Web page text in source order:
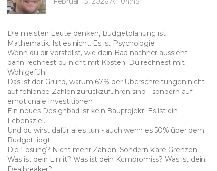
Die meisten Leute denken, Budgetplanung ist
Mathematik. Ist es nicht. Es ist Psychologie.
Wenn du dir vorstellst, wie dein Bad nachher aussieht -
dann rechnest du nicht mit Kosten. Du rechnest mit
Wohlgefühl.
Das ist der Grund, warum 67% der Überschreitungen nicht
auf fehlende Zahlen zurückzuführen sind - sondern auf
emotionale Investitionen.
Ein neues Designbad ist kein Bauprojekt. Es ist ein
Lebensziel.
Und du wirst dafür alles tun - auch wenn es 50% über dem
Budget liegt.
Die Lösung? Nicht mehr Zahlen. Sondern klare Grenzen.
Was ist dein Limit? Was ist dein Kompromiss? Was ist dein
Dealbreaker?